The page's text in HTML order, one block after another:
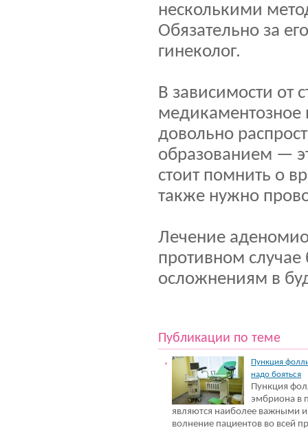
несколькими
Обязательно за
гинеколог.
В зависимости от
медикаментозное
довольно
образованием —
стоит помнить о
также нужно
Лечение
противном
осложнениям в
Публикации по теме
Пункция
надо бояться
Пункция
эмбриона в
являются наиболее важными
волнение пациентов во всей